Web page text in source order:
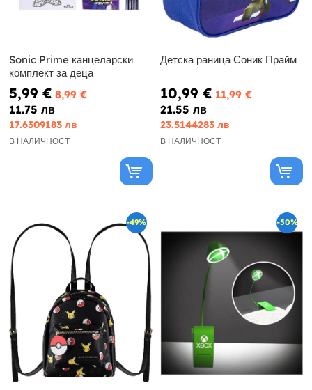
Sonic Prime канцеларски
комплект за деца
5,99 € 8,99 €
11.75 лв
17.6309183 лв
В НАЛИЧНОСТ
Детска раница Соник Прайм
10,99 € 11,99 €
21.55 лв
23.5144283 лв
В НАЛИЧНОСТ
-49% -50%